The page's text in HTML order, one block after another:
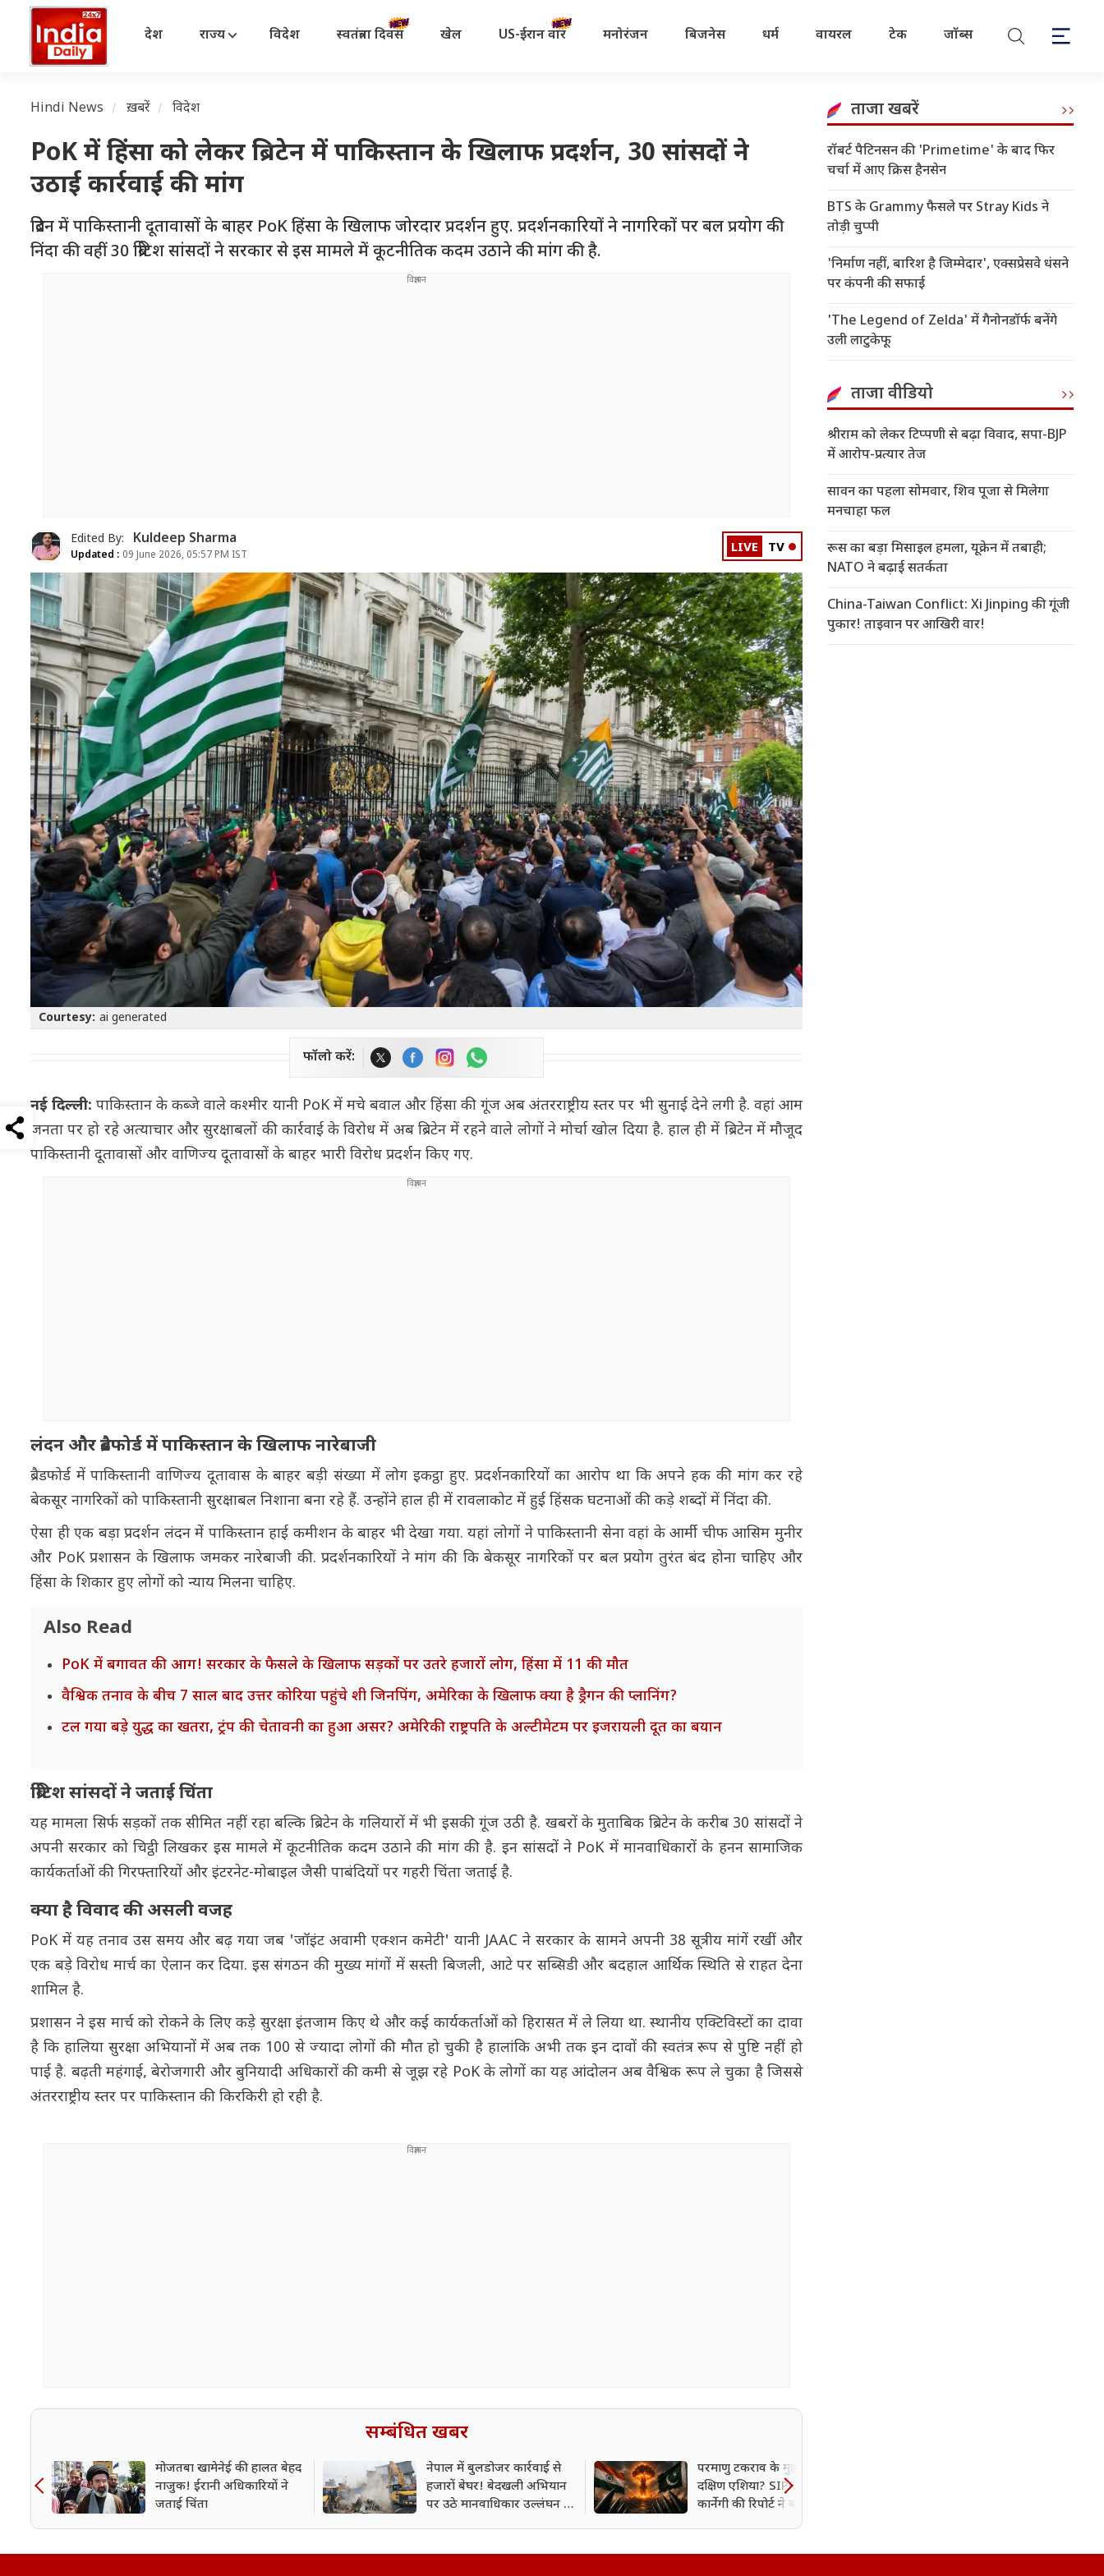
देश राज्य विदेश स्वतंत्रता दिवस खेल US-ईरान वॉर मनोरंजन बिजनेस धर्म वायरल टेक जॉब्स
Hindi News ख़बरें विदेश
PoK में हिंसा को लेकर ब्रिटेन में पाकिस्तान के खिलाफ प्रदर्शन, 30 सांसदों ने
उठाई कार्रवाई की मांग
ब्रिटेन में पाकिस्तानी दूतावासों के बाहर PoK हिंसा के खिलाफ जोरदार प्रदर्शन हुए. प्रदर्शनकारियों ने नागरिकों पर बल प्रयोग की
निंदा की वहीं 30 ब्रिटिश सांसदों ने सरकार से इस मामले में कूटनीतिक कदम उठाने की मांग की है.
Edited By: Kuldeep Sharma
Updated : 09 June 2026, 05:57 PM IST LIVE TV
Courtesy: ai generated
फॉलो करें:
नई दिल्ली: पाकिस्तान के कब्जे वाले कश्मीर यानी PoK में मचे बवाल और हिंसा की गूंज अब अंतरराष्ट्रीय स्तर पर भी सुनाई देने लगी है. वहां आम
जनता पर हो रहे अत्याचार और सुरक्षाबलों की कार्रवाई के विरोध में अब ब्रिटेन में रहने वाले लोगों ने मोर्चा खोल दिया है. हाल ही में ब्रिटेन में मौजूद
पाकिस्तानी दूतावासों और वाणिज्य दूतावासों के बाहर भारी विरोध प्रदर्शन किए गए.
लंदन और ब्रैडफोर्ड में पाकिस्तान के खिलाफ नारेबाजी
ब्रैडफोर्ड में पाकिस्तानी वाणिज्य दूतावास के बाहर बड़ी संख्या में लोग इकट्ठा हुए. प्रदर्शनकारियों का आरोप था कि अपने हक की मांग कर रहे
बेकसूर नागरिकों को पाकिस्तानी सुरक्षाबल निशाना बना रहे हैं. उन्होंने हाल ही में रावलाकोट में हुई हिंसक घटनाओं की कड़े शब्दों में निंदा की.
ऐसा ही एक बड़ा प्रदर्शन लंदन में पाकिस्तान हाई कमीशन के बाहर भी देखा गया. यहां लोगों ने पाकिस्तानी सेना वहां के आर्मी चीफ आसिम मुनीर
और PoK प्रशासन के खिलाफ जमकर नारेबाजी की. प्रदर्शनकारियों ने मांग की कि बेकसूर नागरिकों पर बल प्रयोग तुरंत बंद होना चाहिए और
हिंसा के शिकार हुए लोगों को न्याय मिलना चाहिए.
Also Read
PoK में बगावत की आग! सरकार के फैसले के खिलाफ सड़कों पर उतरे हजारों लोग, हिंसा में 11 की मौत
वैश्विक तनाव के बीच 7 साल बाद उत्तर कोरिया पहुंचे शी जिनपिंग, अमेरिका के खिलाफ क्या है ड्रैगन की प्लानिंग?
टल गया बड़े युद्ध का खतरा, ट्रंप की चेतावनी का हुआ असर? अमेरिकी राष्ट्रपति के अल्टीमेटम पर इजरायली दूत का बयान
ब्रिटिश सांसदों ने जताई चिंता
यह मामला सिर्फ सड़कों तक सीमित नहीं रहा बल्कि ब्रिटेन के गलियारों में भी इसकी गूंज उठी है. खबरों के मुताबिक ब्रिटेन के करीब 30 सांसदों ने
अपनी सरकार को चिट्ठी लिखकर इस मामले में कूटनीतिक कदम उठाने की मांग की है. इन सांसदों ने PoK में मानवाधिकारों के हनन सामाजिक
कार्यकर्ताओं की गिरफ्तारियों और इंटरनेट-मोबाइल जैसी पाबंदियों पर गहरी चिंता जताई है.
क्या है विवाद की असली वजह
PoK में यह तनाव उस समय और बढ़ गया जब 'जॉइंट अवामी एक्शन कमेटी' यानी JAAC ने सरकार के सामने अपनी 38 सूत्रीय मांगें रखीं और
एक बड़े विरोध मार्च का ऐलान कर दिया. इस संगठन की मुख्य मांगों में सस्ती बिजली, आटे पर सब्सिडी और बदहाल आर्थिक स्थिति से राहत देना
शामिल है.
प्रशासन ने इस मार्च को रोकने के लिए कड़े सुरक्षा इंतजाम किए थे और कई कार्यकर्ताओं को हिरासत में ले लिया था. स्थानीय एक्टिविस्टों का दावा
है कि हालिया सुरक्षा अभियानों में अब तक 100 से ज्यादा लोगों की मौत हो चुकी है हालांकि अभी तक इन दावों की स्वतंत्र रूप से पुष्टि नहीं हो
पाई है. बढ़ती महंगाई, बेरोजगारी और बुनियादी अधिकारों की कमी से जूझ रहे PoK के लोगों का यह आंदोलन अब वैश्विक रूप ले चुका है जिससे
अंतरराष्ट्रीय स्तर पर पाकिस्तान की किरकिरी हो रही है.
सम्बंधित खबर
मोजतबा खामेनेई की हालत बेहद
नाजुक! ईरानी अधिकारियों ने
जताई चिंता
नेपाल में बुलडोजर कार्रवाई से
हजारों बेघर! बेदखली अभियान
पर उठे मानवाधिकार उल्लंघन के
परमाणु टकराव के मुहाने पर
दक्षिण एशिया? SIPRI और
कार्नेगी की रिपोर्ट ने बढ़ाई चिंता
ताजा खबरें
रॉबर्ट पैटिनसन की 'Primetime' के बाद फिर
चर्चा में आए क्रिस हैनसेन
BTS के Grammy फैसले पर Stray Kids ने
तोड़ी चुप्पी
'निर्माण नहीं, बारिश है जिम्मेदार', एक्सप्रेसवे धंसने
पर कंपनी की सफाई
'The Legend of Zelda' में गैनोनडॉर्फ बनेंगे
उली लाटुकेफू
ताजा वीडियो
श्रीराम को लेकर टिप्पणी से बढ़ा विवाद, सपा-BJP
में आरोप-प्रत्यार तेज
सावन का पहला सोमवार, शिव पूजा से मिलेगा
मनचाहा फल
रूस का बड़ा मिसाइल हमला, यूक्रेन में तबाही;
NATO ने बढ़ाई सतर्कता
China-Taiwan Conflict: Xi Jinping की गूंजी
पुकार! ताइवान पर आखिरी वार!